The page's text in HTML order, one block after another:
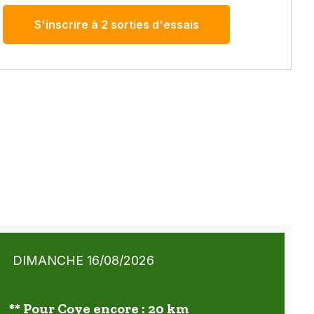
S'inscrire à 2 sorties d'essais
DIMANCHE 16/08/2026
** Pour Coye encore : 20 km